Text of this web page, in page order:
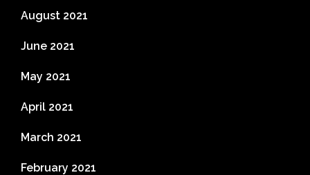
August 2021
June 2021
May 2021
April 2021
March 2021
February 2021